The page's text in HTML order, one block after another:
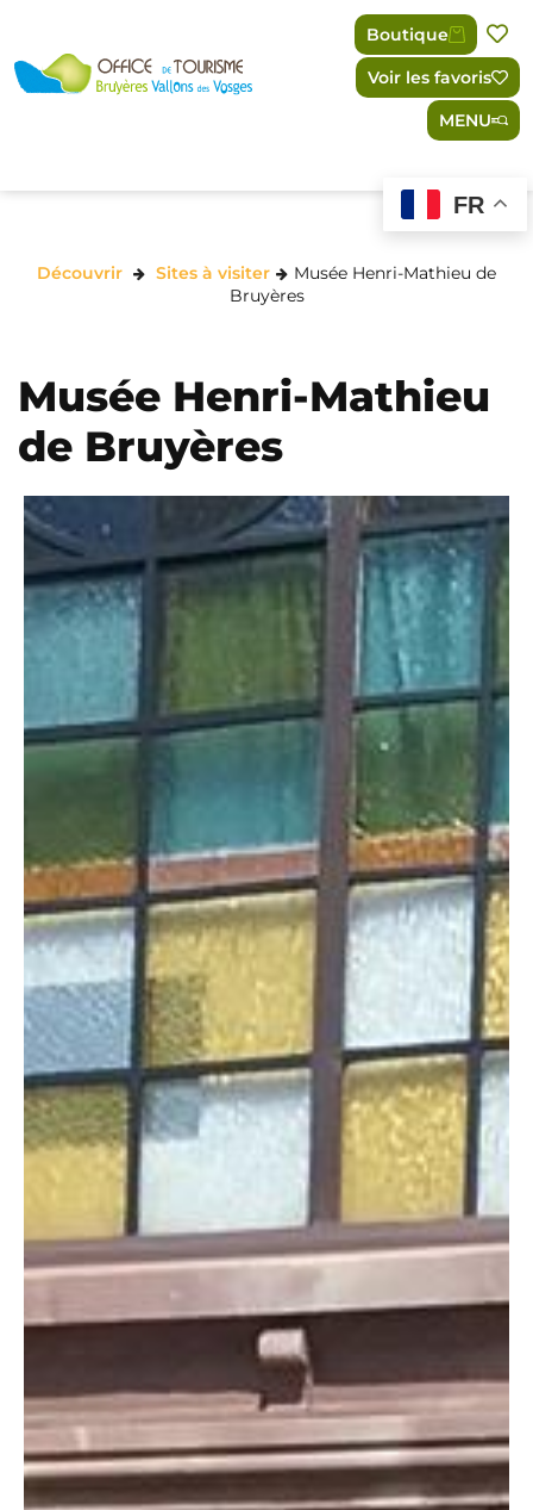
Boutique
Voir les favoris
MENU
FR
Découvrir Sites à visiter
Musée Henri-Mathieu de
Bruyères
Musée Henri-Mathieu
de Bruyères